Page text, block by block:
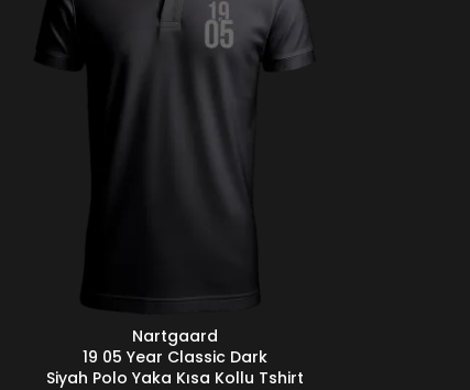
Nartgaard
19 05 Year Classic Dark
Siyah Polo Yaka Kısa Kollu Tshirt